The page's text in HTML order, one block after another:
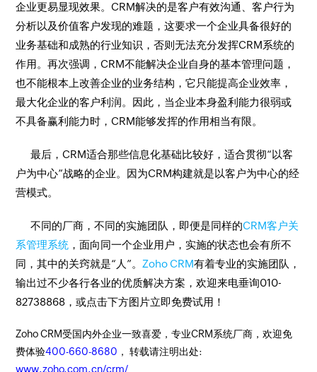
企业更易显现效果。CRM解决的是客户有效沟通、客户行为
分析以及价值客户发现的难题，这要求一个企业具备很好的
业务基础和成熟的行业知识，否则无法充分发挥CRM系统的
作用。再次强调，CRM不能解决企业自身的基本管理问题，
也不能根本上改善企业的业务结构，它只能提高企业效率，
最大化企业的客户利润。因此，当企业本身盈利能力很弱或
不具备赢利能力时，CRM能够发挥的作用相当有限。
最后，CRM适合那些信息化基础比较好，适合贯彻“以客
户为中心”战略的企业。因为CRM构建就是以客户为中心的经
营模式。
不同的厂商，不同的实施团队，即便是同样的CRM客户关
系管理系统 ，面向同一个企业用户，实施的状态也会有所不
同，其中的关窍就是“人”。 Zoho CRM有着专业的实施团队，
输出过不少各行各业的优质解决方案，欢迎来电垂询010-
82738868，或点击下方图片立即免费试用！
Zoho CRM受国内外企业一致喜爱，专业CRM系统厂商，欢迎免
费体验400-660-8680 ， 转载请注明出处:
www.zoho.com.cn/crm/